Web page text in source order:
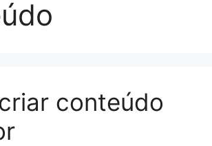
conteúdo